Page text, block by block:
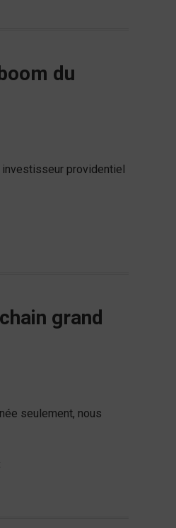
du
investisseur providentiel
grand
seulement, nous